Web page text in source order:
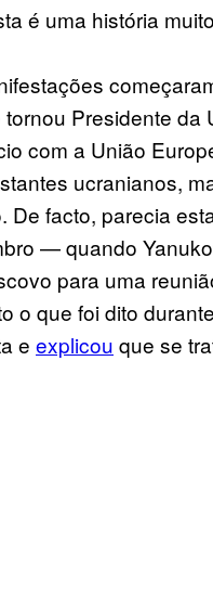
é uma história
Presidente da
com a União
ucranianos,
De facto, parecia
— quando
para uma
o que foi dito
e explicou que se